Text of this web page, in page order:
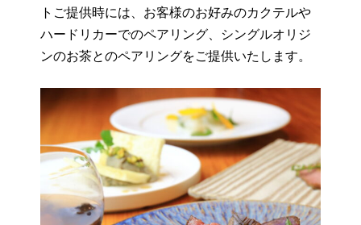
トご提供時には、お客様のお好みのカクテルや
ハードリカーでのペアリング、シングルオリジ
ンのお茶とのペアリングをご提供いたします。